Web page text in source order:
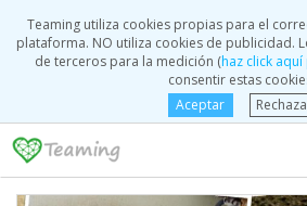
Teaming utiliza cookies propias para el
plataforma. NO utiliza cookies de publicidad.
de terceros para la medición (haz click
consentir estas
Aceptar